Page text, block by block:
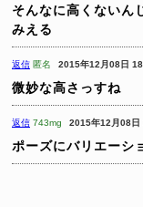
そんなに高くないん
みえる
返信 匿名 2015年12月08日
微妙な高さっすね
返信 743mg 2015年12月08日
ポーズにバリエーシ